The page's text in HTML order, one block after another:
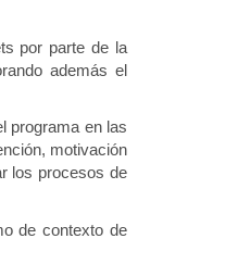
por parte de la
además el
programa en las
motivación
los procesos de
de contexto de